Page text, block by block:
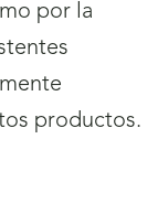
por la
productos.